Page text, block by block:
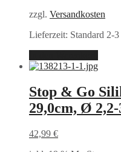
zzgl. Versandkosten
Lieferzeit: Standard 2-
Stop & Go
29,0cm, Ø
42,99 €